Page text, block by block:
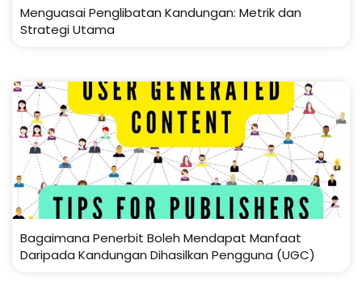
Menguasai Penglibatan Kandungan: Metrik dan
Strategi Utama
Bagaimana Penerbit Boleh Mendapat Manfaat
Daripada Kandungan Dihasilkan Pengguna (UGC)